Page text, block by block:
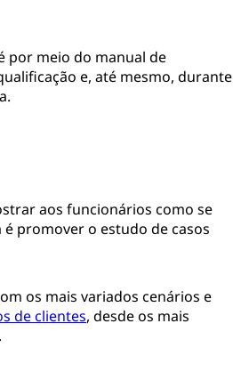
por meio do manual de
e, até mesmo, durante
aos funcionários como se
promover o estudo de casos
os mais variados cenários e
de clientes, desde os mais